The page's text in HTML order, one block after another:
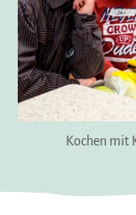
Kochen mit